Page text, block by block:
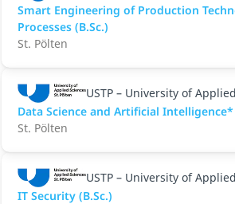
Smart Engineering of Production
Processes (B.Sc.)
St. Pölten
USTP – University of
Data Science and Artificial Intelligence*
St. Pölten
USTP – University of
IT Security (B.Sc.)